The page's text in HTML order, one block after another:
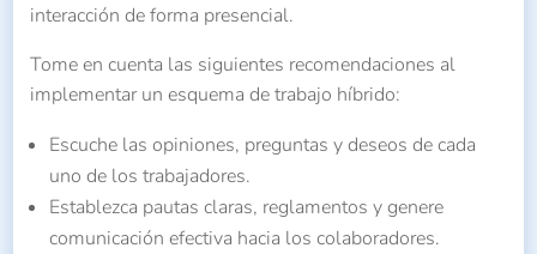
interacción de forma presencial.
Tome en cuenta las siguientes recomendaciones al
implementar un esquema de trabajo híbrido:
Escuche las opiniones, preguntas y deseos de cada
uno de los trabajadores.
Establezca pautas claras, reglamentos y genere
comunicación efectiva hacia los colaboradores.